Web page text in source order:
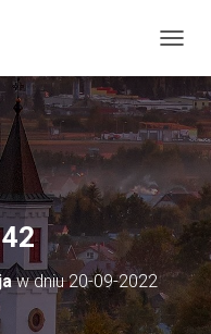
R
Z
E
Ł
Z
A
I
G
A
w dniu20-09-2022